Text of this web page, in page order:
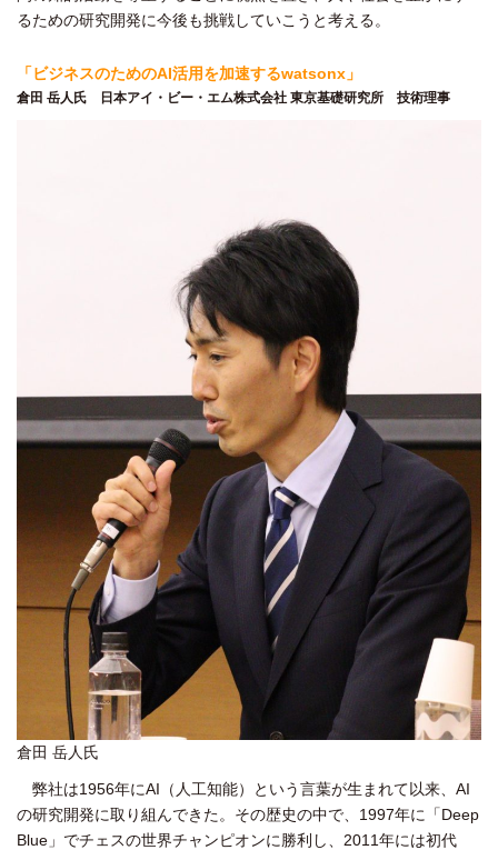
るための研究開発に今後も挑戦していこうと考える。
「ビジネスのためのAI活用を加速するwatsonx」
倉田 岳人氏 日本アイ・ビー・エム株式会社 東京基礎研究所 技術理事
倉田 岳人氏
弊社は1956年にAI（人工知能）という言葉が生まれて以来、AI
の研究開発に取り組んできた。その歴史の中で、1997年に「Deep
Blue」でチェスの世界チャンピオンに勝利し、2011年には初代